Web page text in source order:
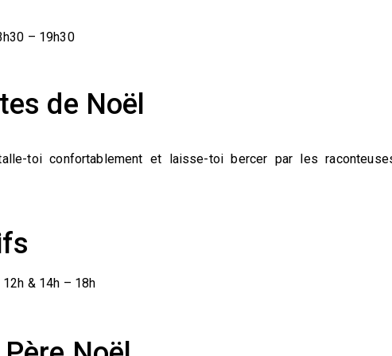
– 19h30
de Noël
toi confortablement et laisse-toi bercer par les
& 14h – 18h